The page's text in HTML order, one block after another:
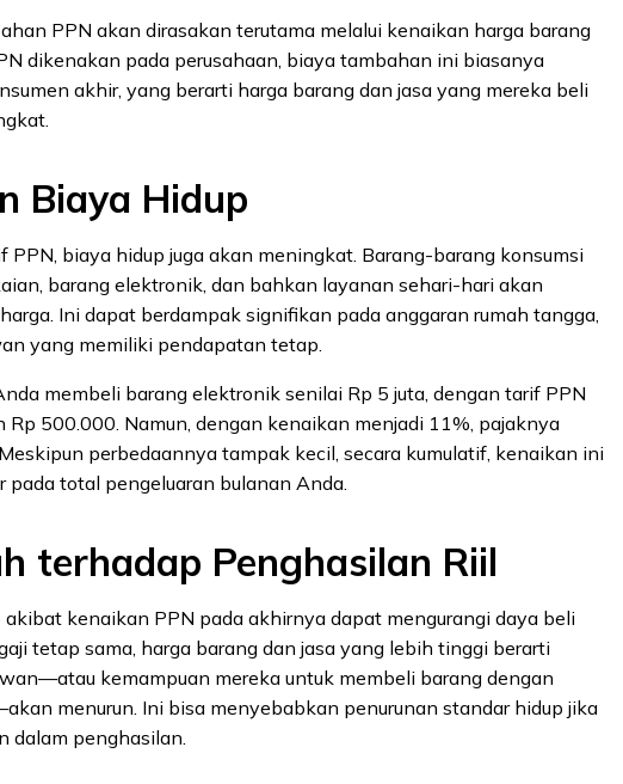
PPN akan dirasakan terutama melalui kenaikan harga barang
dikenakan pada perusahaan, biaya tambahan ini biasanya
akhir, yang berarti harga barang dan jasa yang mereka beli
Biaya Hidup
PPN, biaya hidup juga akan meningkat. Barang-barang konsumsi
barang elektronik, dan bahkan layanan sehari-hari akan
Ini dapat berdampak signifikan pada anggaran rumah tangga,
yang memiliki pendapatan tetap.
membeli barang elektronik senilai Rp 5 juta, dengan tarif PPN
Rp 500.000. Namun, dengan kenaikan menjadi 11%, pajaknya
perbedaannya tampak kecil, secara kumulatif, kenaikan ini
pada total pengeluaran bulanan Anda.
terhadap Penghasilan Riil
kenaikan PPN pada akhirnya dapat mengurangi daya beli
tetap sama, harga barang dan jasa yang lebih tinggi berarti
kemampuan mereka untuk membeli barang dengan
menurun. Ini bisa menyebabkan penurunan standar hidup jika
dalam penghasilan.